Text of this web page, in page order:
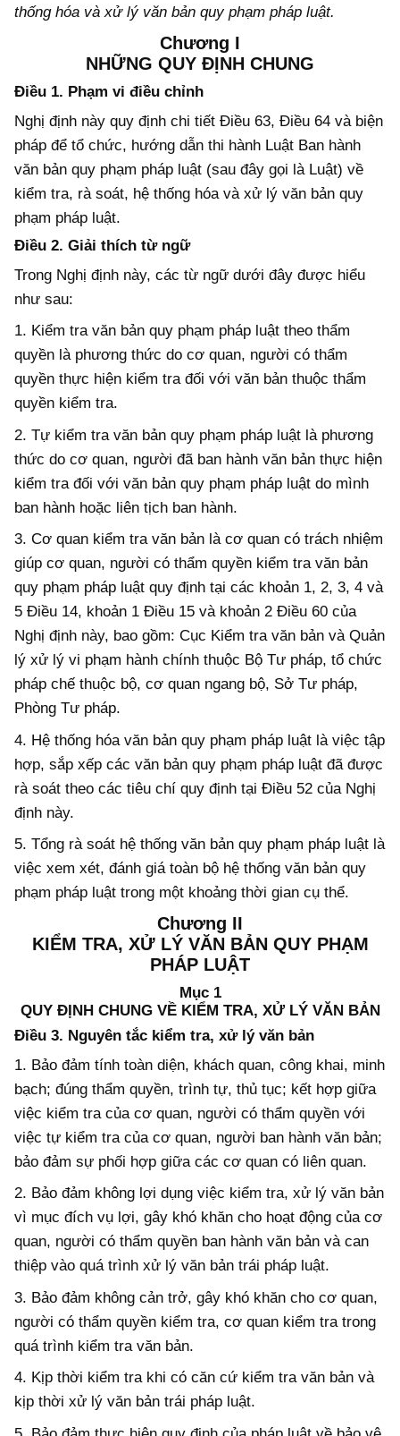
thống hóa và xử lý văn bản quy phạm pháp luật.
Chương I
NHỮNG QUY ĐỊNH CHUNG
Điều 1. Phạm vi điều chỉnh
Nghị định này quy định chi tiết Điều 63, Điều 64 và biện
pháp để tổ chức, hướng dẫn thi hành Luật Ban hành
văn bản quy phạm pháp luật (sau đây gọi là Luật) về
kiểm tra, rà soát, hệ thống hóa và xử lý văn bản quy
phạm pháp luật.
Điều 2. Giải thích từ ngữ
Trong Nghị định này, các từ ngữ dưới đây được hiểu
như sau:
1. Kiểm tra văn bản quy phạm pháp luật theo thẩm
quyền là phương thức do cơ quan, người có thẩm
quyền thực hiện kiểm tra đối với văn bản thuộc thẩm
quyền kiểm tra.
2. Tự kiểm tra văn bản quy phạm pháp luật là phương
thức do cơ quan, người đã ban hành văn bản thực hiện
kiểm tra đối với văn bản quy phạm pháp luật do mình
ban hành hoặc liên tịch ban hành.
3. Cơ quan kiểm tra văn bản là cơ quan có trách nhiệm
giúp cơ quan, người có thẩm quyền kiểm tra văn bản
quy phạm pháp luật quy định tại các khoản 1, 2, 3, 4 và
5 Điều 14, khoản 1 Điều 15 và khoản 2 Điều 60 của
Nghị định này, bao gồm: Cục Kiểm tra văn bản và Quản
lý xử lý vi phạm hành chính thuộc Bộ Tư pháp, tổ chức
pháp chế thuộc bộ, cơ quan ngang bộ, Sở Tư pháp,
Phòng Tư pháp.
4. Hệ thống hóa văn bản quy phạm pháp luật là việc tập
hợp, sắp xếp các văn bản quy phạm pháp luật đã được
rà soát theo các tiêu chí quy định tại Điều 52 của Nghị
định này.
5. Tổng rà soát hệ thống văn bản quy phạm pháp luật là
việc xem xét, đánh giá toàn bộ hệ thống văn bản quy
phạm pháp luật trong một khoảng thời gian cụ thể.
Chương II
KIỂM TRA, XỬ LÝ VĂN BẢN QUY PHẠM
PHÁP LUẬT
Mục 1
QUY ĐỊNH CHUNG VỀ KIỂM TRA, XỬ LÝ VĂN BẢN
Điều 3. Nguyên tắc kiểm tra, xử lý văn bản
1. Bảo đảm tính toàn diện, khách quan, công khai, minh
bạch; đúng thẩm quyền, trình tự, thủ tục; kết hợp giữa
việc kiểm tra của cơ quan, người có thẩm quyền với
việc tự kiểm tra của cơ quan, người ban hành văn bản;
bảo đảm sự phối hợp giữa các cơ quan có liên quan.
2. Bảo đảm không lợi dụng việc kiểm tra, xử lý văn bản
vì mục đích vụ lợi, gây khó khăn cho hoạt động của cơ
quan, người có thẩm quyền ban hành văn bản và can
thiệp vào quá trình xử lý văn bản trái pháp luật.
3. Bảo đảm không cản trở, gây khó khăn cho cơ quan,
người có thẩm quyền kiểm tra, cơ quan kiểm tra trong
quá trình kiểm tra văn bản.
4. Kịp thời kiểm tra khi có căn cứ kiểm tra văn bản và
kịp thời xử lý văn bản trái pháp luật.